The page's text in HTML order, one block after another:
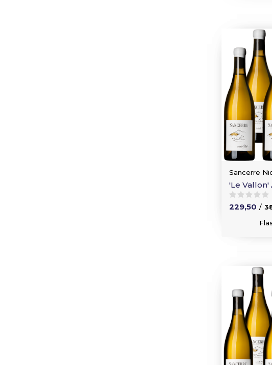
Sancerre
'Le Vallon'
229,50 /